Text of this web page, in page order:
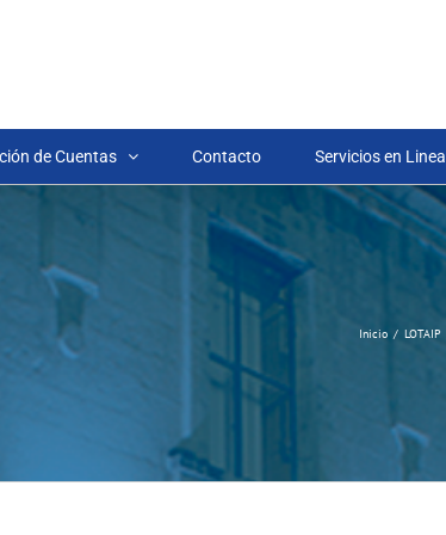
de Cuentas Contacto Servicios en Linea
Inicio LOTAIP